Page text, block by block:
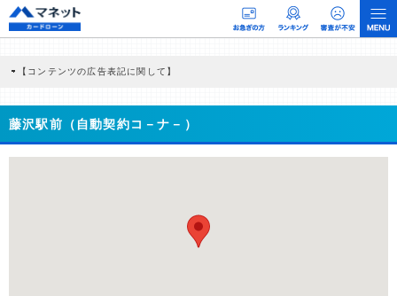
【コンテンツの広告表記に関して】
商品を根拠なくPRするものではなく、当編集部の調査／ユーザーへの口コミ収集な
どに基づき、公平性を担保した情報提供を行っています。
>提携企業一覧
藤沢駅前（自動契約コ－ナ－）